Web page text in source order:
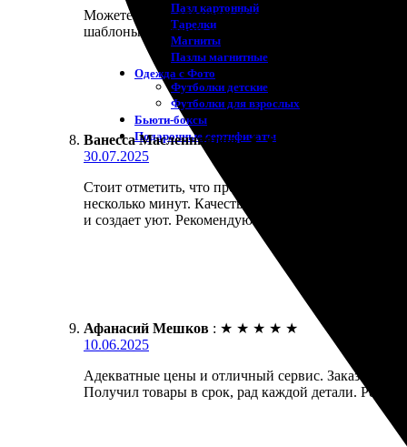
Пазл картонный
Тарелки
Магниты
Пазлы магнитные
Одежда с Фото
Футболки детские
Футболки для взрослых
Бьюти-боксы
Подарочные сертификаты
Можете смело обращаться за печатью календарей.
шаблоны. Доставка пришла точно в срок, всё
Ванесса Масленникова : ★ ★
30.07.2025
Стоит отметить, что процесс заказа у этой
несколько минут. Качество печати порадовало,
и создает уют. Рекомендую всем, кто ценит
Афанасий Мешков : ★ ★ ★ ★ ★
10.06.2025
Адекватные цены и отличный сервис. Заказал
Получил товары в срок, рад каждой детали.